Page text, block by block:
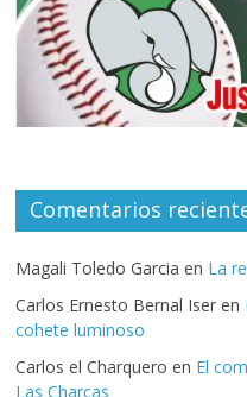
Comentarios
Magali Toledo Garcia en La
Carlos Ernesto Bernal Iser en
cohete luminoso
Carlos el Charquero en El
Las Charcas